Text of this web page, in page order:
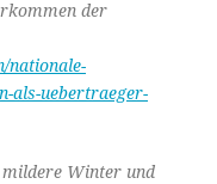
der
nationale-
als-uebertraeger-
Winter und